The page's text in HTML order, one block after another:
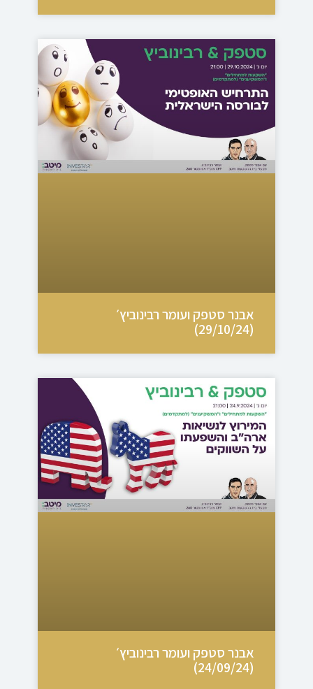
אבנר סטפק ועומר רבינוביץ׳
(29/10/24)
אבנר סטפק ועומר רבינוביץ׳
(24/09/24)